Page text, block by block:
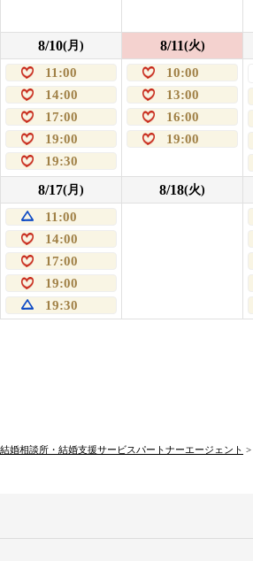
8/10(月)
11:00
14:00
17:00
19:00
19:30
8/11(火)
10:00
13:00
16:00
19:00
8/17(月)
11:00
14:00
17:00
19:00
19:30
8/18(火)
結婚相談所・結婚支援サービスパートナーエージェント >